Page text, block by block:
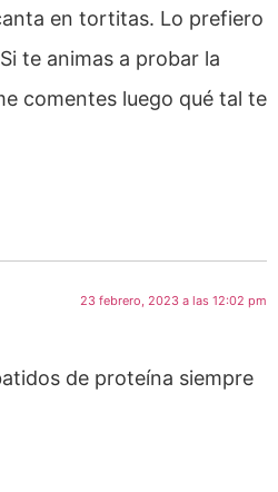
en tortitas. Lo prefiero
te animas a probar la
comentes luego qué tal te
23 febrero, 2023 a las 12:02 pm
de proteína siempre